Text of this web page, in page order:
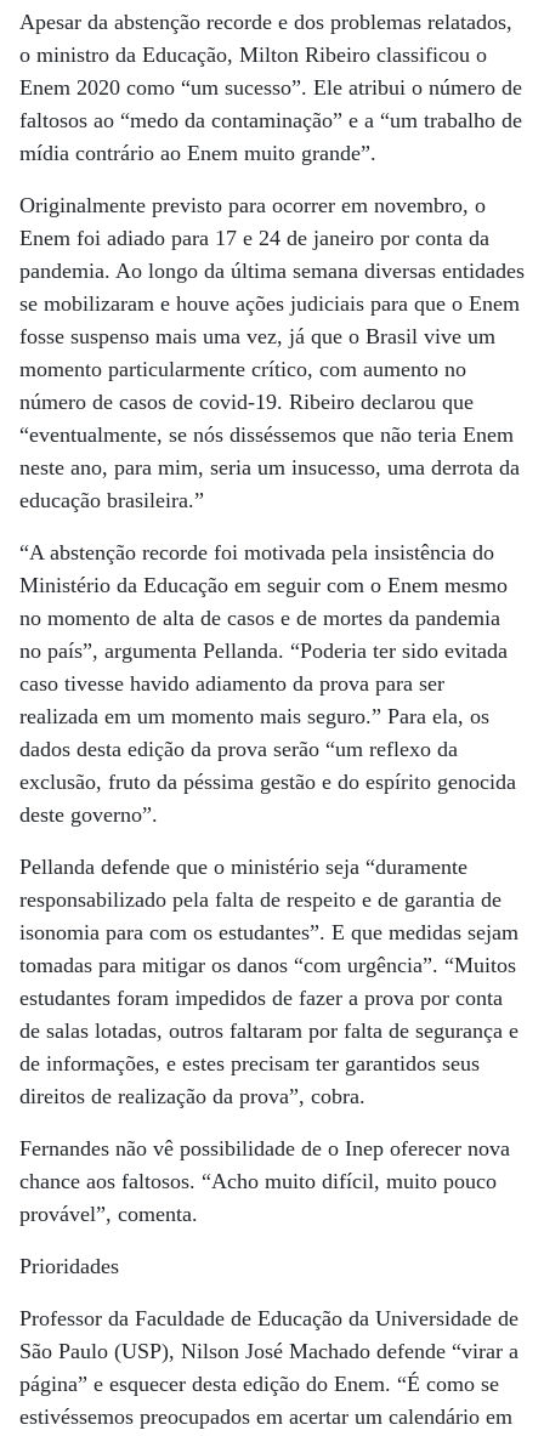
Apesar da abstenção recorde e dos problemas relatados,
o ministro da Educação, Milton Ribeiro classificou o
Enem 2020 como “um sucesso”. Ele atribui o número de
faltosos ao “medo da contaminação” e a “um trabalho de
mídia contrário ao Enem muito grande”.
Originalmente previsto para ocorrer em novembro, o
Enem foi adiado para 17 e 24 de janeiro por conta da
pandemia. Ao longo da última semana diversas entidades
se mobilizaram e houve ações judiciais para que o Enem
fosse suspenso mais uma vez, já que o Brasil vive um
momento particularmente crítico, com aumento no
número de casos de covid-19. Ribeiro declarou que
“eventualmente, se nós disséssemos que não teria Enem
neste ano, para mim, seria um insucesso, uma derrota da
educação brasileira.”
“A abstenção recorde foi motivada pela insistência do
Ministério da Educação em seguir com o Enem mesmo
no momento de alta de casos e de mortes da pandemia
no país”, argumenta Pellanda. “Poderia ter sido evitada
caso tivesse havido adiamento da prova para ser
realizada em um momento mais seguro.” Para ela, os
dados desta edição da prova serão “um reflexo da
exclusão, fruto da péssima gestão e do espírito genocida
deste governo”.
Pellanda defende que o ministério seja “duramente
responsabilizado pela falta de respeito e de garantia de
isonomia para com os estudantes”. E que medidas sejam
tomadas para mitigar os danos “com urgência”. “Muitos
estudantes foram impedidos de fazer a prova por conta
de salas lotadas, outros faltaram por falta de segurança e
de informações, e estes precisam ter garantidos seus
direitos de realização da prova”, cobra.
Fernandes não vê possibilidade de o Inep oferecer nova
chance aos faltosos. “Acho muito difícil, muito pouco
provável”, comenta.
Prioridades
Professor da Faculdade de Educação da Universidade de
São Paulo (USP), Nilson José Machado defende “virar a
página” e esquecer desta edição do Enem. “É como se
estivéssemos preocupados em acertar um calendário em